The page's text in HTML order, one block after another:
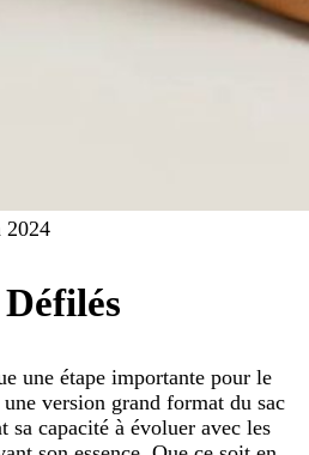
2024
une étape importante pour le
version grand format du sac
sa capacité à évoluer avec les